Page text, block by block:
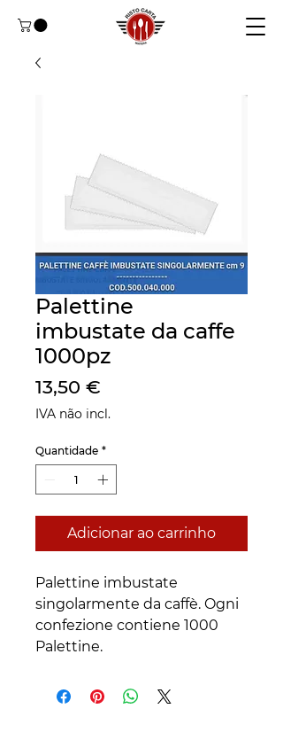
Palettine
imbustate da caffe
1000pz
13,50 €
IVA não incl.
Quantidade *
Adicionar ao carrinho
Palettine imbustate
singolarmente da caffè. Ogni
confezione contiene 1000
Palettine.